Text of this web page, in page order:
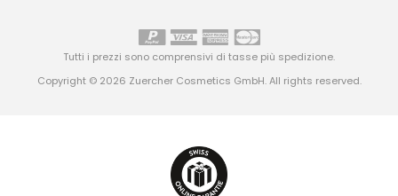
Tutti i prezzi sono comprensivi di tasse più spedizione.
Copyright © 2026 Zuercher Cosmetics GmbH. All rights reserved.